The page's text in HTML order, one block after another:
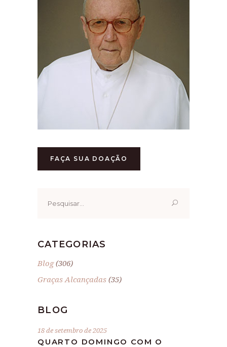
FAÇA SUA DOAÇÃO
por:
CATEGORIAS
Blog(306)
Graças Alcançadas (35)
BLOG
18 de setembro de 2025
QUARTO DOMINGO COM O